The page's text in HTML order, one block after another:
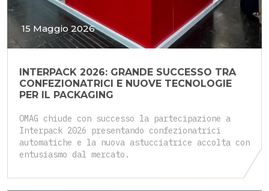
15 Maggio 2026
INTERPACK 2026: GRANDE SUCCESSO TRA
CONFEZIONATRICI E NUOVE TECNOLOGIE
PER IL PACKAGING
OMAG chiude con successo la partecipazione a
Interpack 2026 presentando confezionatrici
automatiche e la nuova astucciatrice accolta con
entusiasmo dal mercato.